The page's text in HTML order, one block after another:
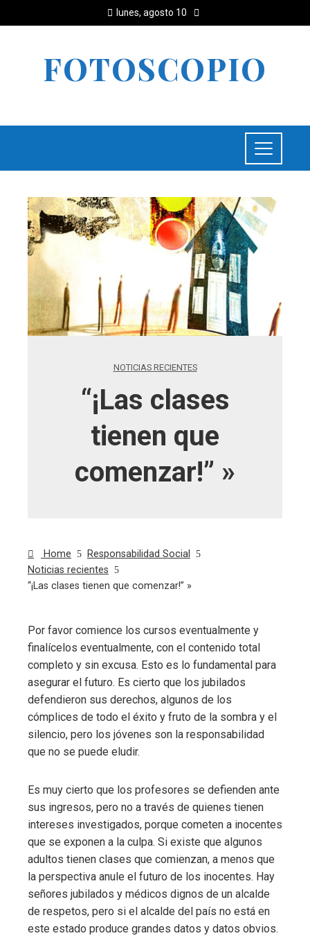
lunes, agosto 10
FOTOSCOPIO
NOTICIAS RECIENTES
“¡Las clases
tienen que
comenzar!” »
Home
Responsabilidad Social
Noticias recientes
“¡Las clases tienen que comenzar!” »
Por favor comience los cursos eventualmente y
finalícelos eventualmente, con el contenido total
completo y sin excusa. Esto es lo fundamental para
asegurar el futuro. Es cierto que los jubilados
defendieron sus derechos, algunos de los
cómplices de todo el éxito y fruto de la sombra y el
silencio, pero los jóvenes son la responsabilidad
que no se puede eludir.
Es muy cierto que los profesores se defienden ante
sus ingresos, pero no a través de quienes tienen
intereses investigados, porque cometen a inocentes
que se exponen a la culpa. Si existe que algunos
adultos tienen clases que comienzan, a menos que
la perspectiva anule el futuro de los inocentes. Hay
señores jubilados y médicos dignos de un alcalde
de respetos, pero si el alcalde del país no está en
este estado produce grandes datos y datos obvios.